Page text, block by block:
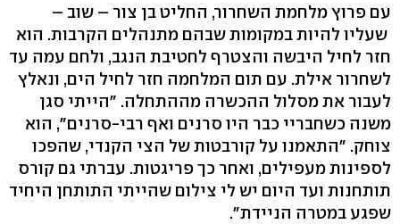
עם פרוץ מלחמת השחרור, החליט בן צור – שוב –
שעליו להיות במקומות שבהם מתנהלים הקרבות. הוא
חזר לחיל היבשה והצטרף לחטיבת הנגב, ולחם עמה עד
לשחרור אילת. עם תום המלחמה חזר לחיל הים, ונאלץ
לעבור את מסלול ההכשרה מההתחלה. "הייתי סגן
משנה כשחבריי כבר היו סרנים ואף רבי-סרנים", הוא
צוחק. "התאמנו על קורבטות של הצי הקנדי, שהפכו
לספינות מעפילים, ואחר כך פריגטות. עברתי גם קורס
תותחנות ועד היום יש לי צילום שהייתי התותחן היחיד
שפגע במטרה הניידת".